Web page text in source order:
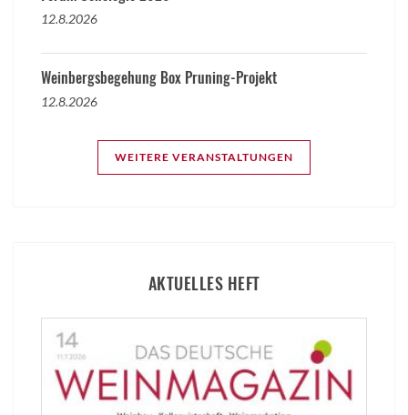
12.8.2026
Weinbergsbegehung Box Pruning-Projekt
12.8.2026
WEITERE VERANSTALTUNGEN
AKTUELLES HEFT